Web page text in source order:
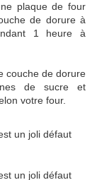
plaque de four
de dorure à
1 heure à
couche de dorure
de sucre et
votre four.